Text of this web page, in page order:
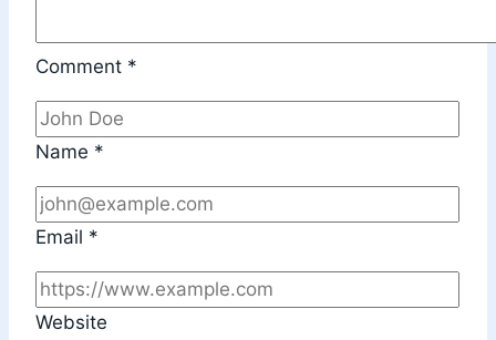
Comment *
Name *
Email *
Website